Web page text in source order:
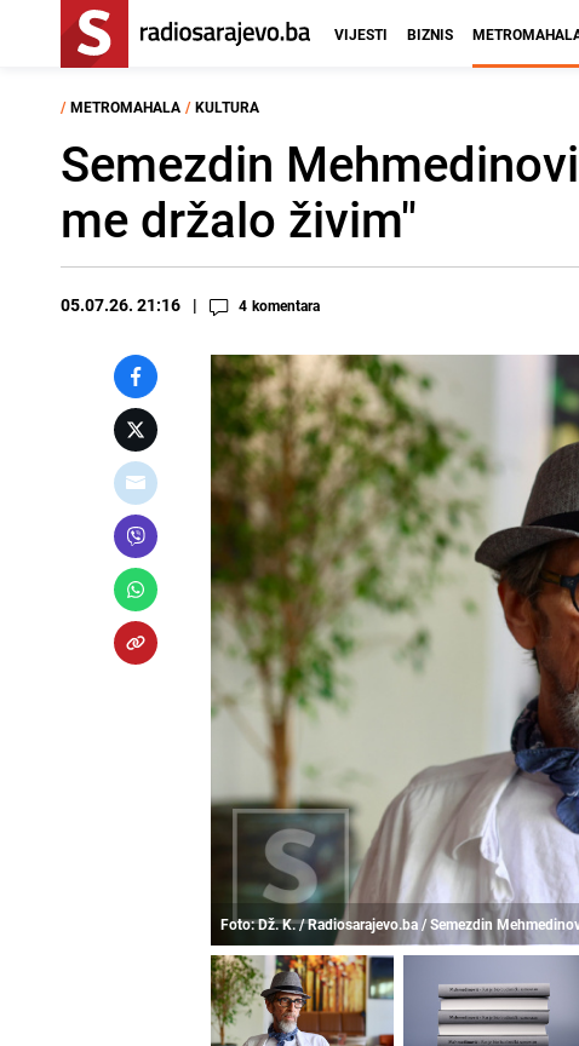
VIJESTI BIZNIS
/ METROMAHALA / KULTURA
Semezdin
me držalo živim"
05.07.26. 21:16 4 komentara
Foto: Dž. K. / Radiosarajevo.ba / Semezdin